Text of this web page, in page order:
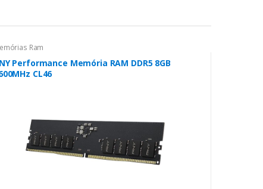
Ram
Performance Memória RAM DDR5 8GB
CL46